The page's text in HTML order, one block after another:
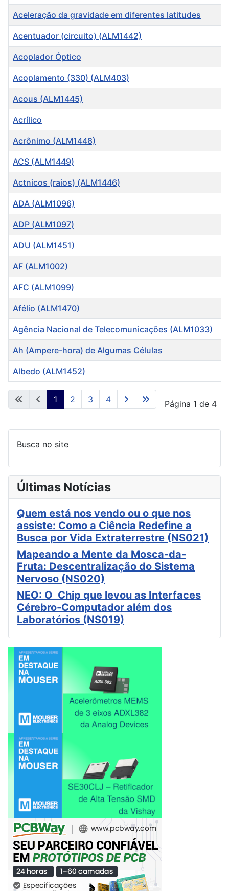
Artigos
Aceleração da gravidade em diferentes latitudes
Acentuador (circuito) (ALM1442)
Acoplador Óptico
Acoplamento (330) (ALM403)
Acous (ALM1445)
Acrílico
Acrônimo (ALM1448)
ACS (ALM1449)
Actnícos (raios) (ALM1446)
ADA (ALM1096)
ADP (ALM1097)
ADU (ALM1451)
AF (ALM1002)
AFC (ALM1099)
Afélio (ALM1470)
Agência Nacional de Telecomunicações (ALM1033)
Ah (Ampere-hora) de Algumas Células
Albedo (ALM1452)
Página 1 de 4
1 2 3 4
Busca no site
Últimas Notícias
Quem está nos vendo ou o que nos
assiste: Como a Ciência Redefine a
Busca por Vida Extraterrestre (NS021)
Mapeando a Mente da Mosca-da-
Fruta: Descentralização do Sistema
Nervoso (NS020)
NEO: O Chip que levou as Interfaces
Cérebro-Computador além dos
Laboratórios (NS019)